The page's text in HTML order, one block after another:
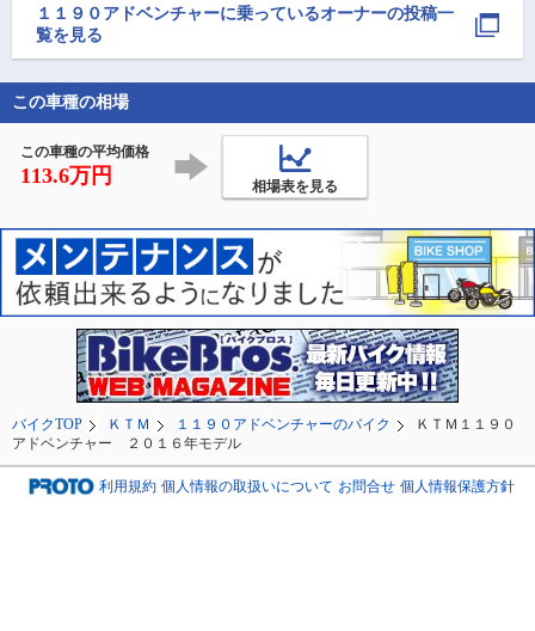
#バイクツーリング
#周防大島#片添ヶ
１１９０アドベンチャーに乗っているオーナーの投稿一
覧を見る
この車種の相場
この車種の平均価格
113.6万円 相場表を見る
バイクTOP ＫＴＭ １１９０アドベンチャーのバイク
ＫＴＭ１１９０
アドベンチャー ２０１６年モデル
利用規約 個人情報の取扱いについて お問合せ 個人情報保護方針